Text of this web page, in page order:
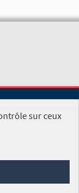
sur ceux